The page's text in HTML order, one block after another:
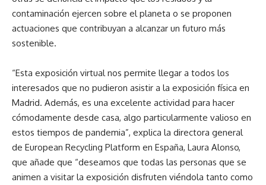
contaminación ejercen sobre el planeta o se proponen
actuaciones que contribuyan a alcanzar un futuro más
sostenible.
“Esta exposición virtual nos permite llegar a todos los
interesados que no pudieron asistir a la exposición física en
Madrid. Además, es una excelente actividad para hacer
cómodamente desde casa, algo particularmente valioso en
estos tiempos de pandemia”, explica la directora general
de European Recycling Platform en España, Laura Alonso,
que añade que “deseamos que todas las personas que se
animen a visitar la exposición disfruten viéndola tanto como